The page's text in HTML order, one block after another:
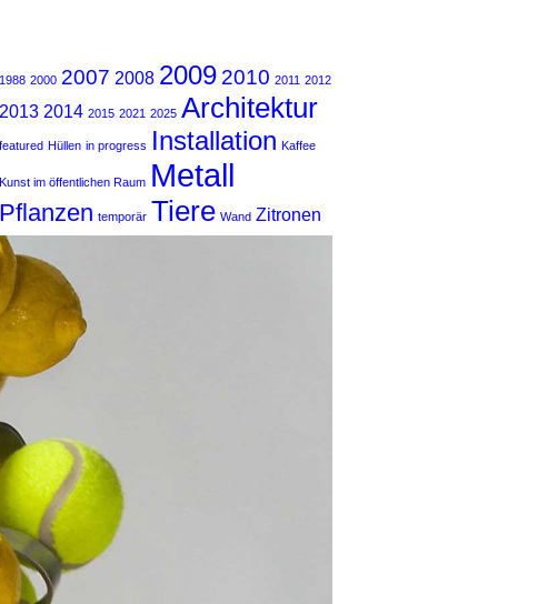
1988 2000 2007 2008 2009 2010 2011 2012
2013 2014 2015 2021 2025 Architektur
featured Hüllen in progress Installation Kaffee
Kunst im öffentlichen Raum Metall
Pflanzen temporär Tiere Wand Zitronen